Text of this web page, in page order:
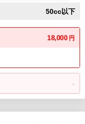
50cc以下
18,000 円
-